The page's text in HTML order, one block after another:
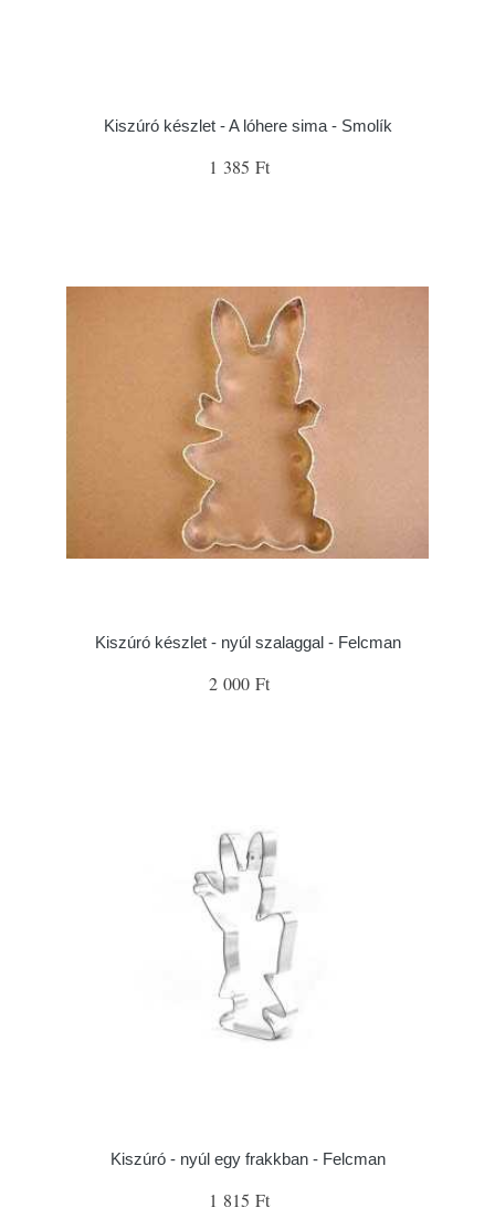
Kiszúró készlet - A lóhere sima - Smolík
1 385 Ft
Kiszúró készlet - nyúl szalaggal - Felcman
2 000 Ft
Kiszúró - nyúl egy frakkban - Felcman
1 815 Ft